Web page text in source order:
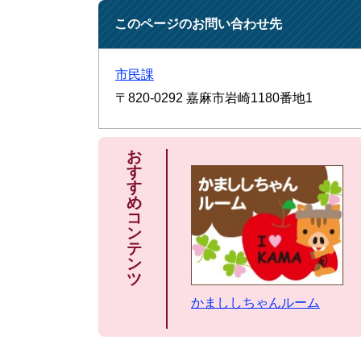
このページのお問い合わせ先
市民課
〒820-0292 嘉麻市岩崎1180番地1
お
す
す
め
コ
ン
テ
ン
ツ
かまししちゃんルーム